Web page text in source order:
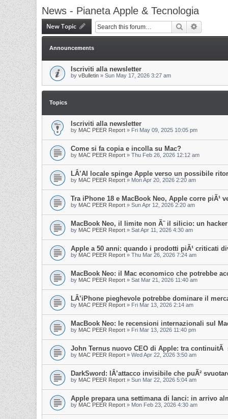
News - Pianeta Apple & Tecnologia
New Topic Search
Announcements
Iscriviti alla newsletter
by vBulletin » Sun May 17, 2026 3:27 am
Topics
Iscriviti alla newsletter
by MAC PEER Report » Fri May 09, 2025 10:05 pm
Come si fa copia e incolla su Mac?
by MAC PEER Report » Thu Feb 26, 2026 12:12 am
LÂ’AI locale spinge Apple verso un possibile
by MAC PEER Report » Mon Apr 20, 2026 2:20 am
Tra iPhone 18 e MacBook Neo, Apple corre piÃ¹
by MAC PEER Report » Sun Apr 12, 2026 2:20 am
MacBook Neo, il limite non Ã¨ il silicio: un
by MAC PEER Report » Sat Apr 11, 2026 4:30 am
Apple a 50 anni: quando i prodotti piÃ¹ criticati
by MAC PEER Report » Thu Mar 26, 2026 7:24 am
MacBook Neo: il Mac economico che potrebbe
by MAC PEER Report » Sat Mar 21, 2026 11:40 am
LÂ’iPhone pieghevole potrebbe dominare il
by MAC PEER Report » Fri Mar 13, 2026 2:14 am
MacBook Neo: le recensioni internazionali sul
by MAC PEER Report » Fri Mar 13, 2026 11:40 pm
John Ternus nuovo CEO di Apple: tra continuitÃ
by MAC PEER Report » Wed Apr 22, 2026 3:50 am
DarkSword: lÂ’attacco invisibile che puÃ²
by MAC PEER Report » Sun Mar 22, 2026 5:04 am
Apple prepara una settimana di lanci: in arrivo
by MAC PEER Report » Mon Feb 23, 2026 4:30 am